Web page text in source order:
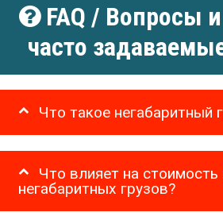
FAQ / Вопросы
часто
Что такое негабаритный
Что влияет на стоимость
негабаритных грузов?